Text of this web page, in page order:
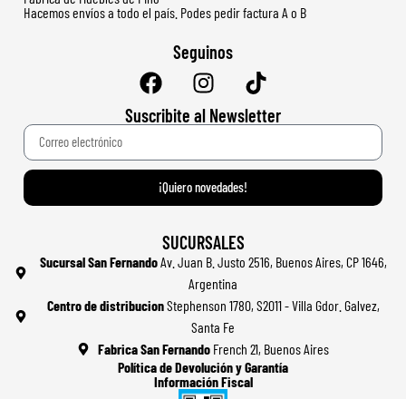
Hacemos envíos a todo el país. Podes pedir factura A o B
Seguinos
Suscribite al Newsletter
¡Quiero novedades!
SUCURSALES
Sucursal San FernandoAv. Juan B. Justo 2516, Buenos Aires, CP 1646,
Argentina
Centro de distribucionStephenson 1780, S2011 - Villa Gdor. Galvez,
Santa Fe
Fabrica San FernandoFrench 21, Buenos Aires
Política de Devolución y Garantía
Información Fiscal